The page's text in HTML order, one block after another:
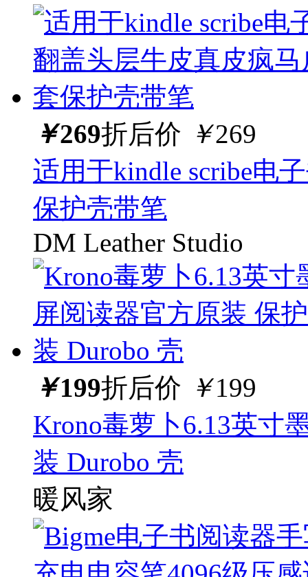
￥269折后价 ￥269
适用于kindle scribe电
保护壳带笔
DM Leather Studio
￥199折后价 ￥199
Krono毒萝卜6.13英寸
装 Durobo 壳
暖风家